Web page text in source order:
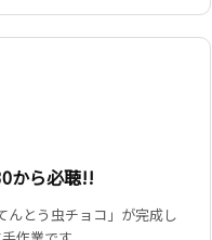
ら必聴!!
んとう虫チョコ」が完成し